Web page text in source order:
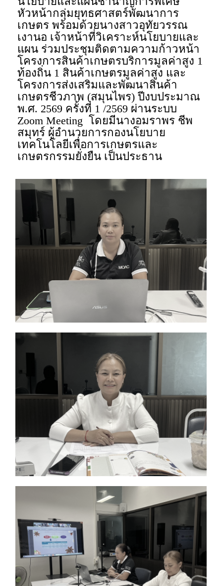
หัวหน้ากลุ่มยุทธศาสตร์พัฒนาการ
เกษตร พร้อมด้วยนางสาวอุทัยวรรณ
เงานอ เจ้าหน้าที่วิเคราะห์นโยบายและ
แผน ร่วมประชุมติดตามความก้าวหน้า
โครงการสินค้าเกษตรบริการมูลค่าสูง 1
ท้องถิ่น 1 สินค้าเกษตรมูลค่าสูง และ
โครงการส่งเสริมและพัฒนาสินค้า
เกษตรชีวภาพ (สมุนไพร) ปีงบประมาณ
พ.ศ. 2569 ครั้งที่ 1 /2569 ผ่านระบบ
Zoom Meeting โดยมีนางอมราพร ชีพ
สมุทร์ ผู้อำนวยการกองนโยบาย
เทคโนโลยีเพื่อการเกษตรและ
เกษตรกรรมยั่งยืน เป็นประธาน